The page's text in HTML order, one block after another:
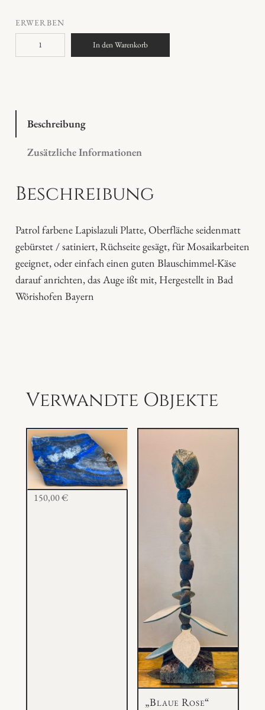
ERWERBEN
a
s
a
l
P
a
t
t
In den Warenkorb
Beschreibung
Zusätzliche Informationen
Beschreibung
Patrol farbene Lapislazuli Platte, Oberfläche seidenmatt
gebürstet / satiniert, Rüchseite gesägt, für Mosaikarbeiten
geeignet, oder einfach einen guten Blauschimmel-Käse
darauf anrichten, das Auge ißt mit, Hergestellt in Bad
Wörishofen Bayern
Verwandte Objekte
150,00€
„Blaue Rose“